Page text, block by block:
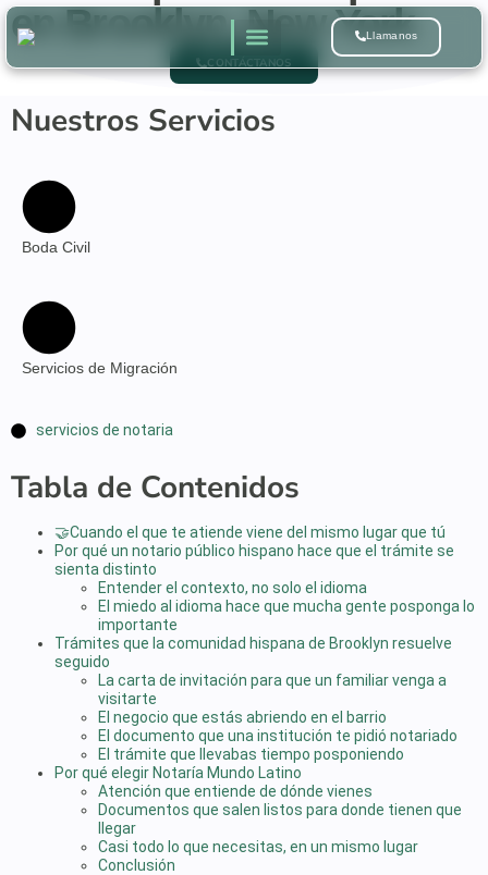
Llamanos
en Brooklyn, New York
CONTÁCTANOS
Nuestros Servicios
Boda Civil
Servicios de Migración
servicios de notaria
Tabla de Contenidos
🤝Cuando el que te atiende viene del mismo lugar que tú
Por qué un notario público hispano hace que el trámite se
sienta distinto
Entender el contexto, no solo el idioma
El miedo al idioma hace que mucha gente posponga lo
importante
Trámites que la comunidad hispana de Brooklyn resuelve
seguido
La carta de invitación para que un familiar venga a
visitarte
El negocio que estás abriendo en el barrio
El documento que una institución te pidió notariado
El trámite que llevabas tiempo posponiendo
Por qué elegir Notaría Mundo Latino
Atención que entiende de dónde vienes
Documentos que salen listos para donde tienen que
llegar
Casi todo lo que necesitas, en un mismo lugar
Conclusión